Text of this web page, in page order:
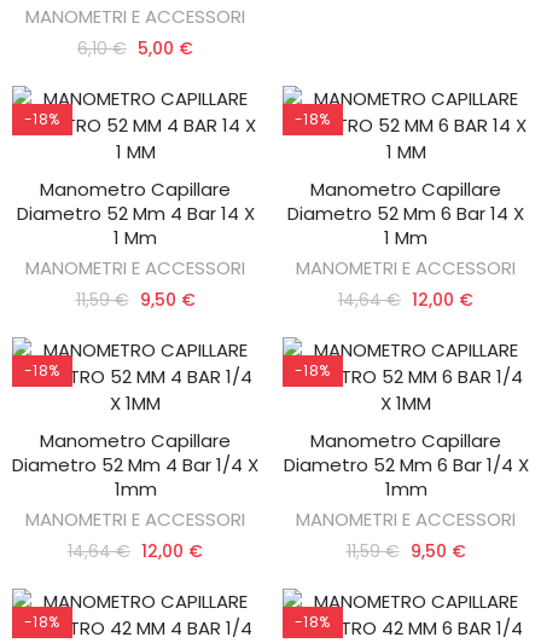
MANOMETRI E ACCESSORI
6,10 € 5,00 €
-18%
AGGIUNGI AL CARRELLO
Manometro Capillare
Diametro 52 Mm 4 Bar 14 X
1 Mm
MANOMETRI E ACCESSORI
11,59 € 9,50 €
-18%
AGGIUNGI AL CARRELLO
Manometro Capillare
Diametro 52 Mm 6 Bar 14 X
1 Mm
MANOMETRI E ACCESSORI
14,64 € 12,00 €
-18%
AGGIUNGI AL CARRELLO
Manometro Capillare
Diametro 52 Mm 4 Bar 1/4 X
1mm
MANOMETRI E ACCESSORI
14,64 € 12,00 €
-18%
AGGIUNGI AL CARRELLO
Manometro Capillare
Diametro 52 Mm 6 Bar 1/4 X
1mm
MANOMETRI E ACCESSORI
11,59 € 9,50 €
-18% -18%